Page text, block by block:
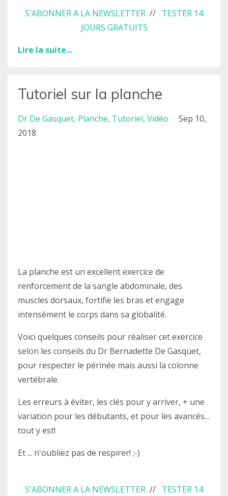
S'ABONNER A LA NEWSLETTER // TESTER 14
JOURS GRATUITS
Lire la suite...
Tutoriel sur la planche
Dr De Gasquet Planche Tutoriel Vidéo
Sep 10,
2018
La planche est un excellent exercice de
renforcement de la sangle abdominale, des
muscles dorsaux, fortifie les bras et engage
intensément le corps dans sa globalité.
Voici quelques conseils pour réaliser cet exercice
selon les conseils du Dr Bernadette De Gasquet,
pour respecter le périnée mais aussi la colonne
vertébrale.
Les erreurs à éviter, les clés pour y arriver, + une
variation pour les débutants, et pour les avancés...
tout y est!
Et ... n'oubliez pas de respirer! ;-)
S'ABONNER A LA NEWSLETTER // TESTER 14